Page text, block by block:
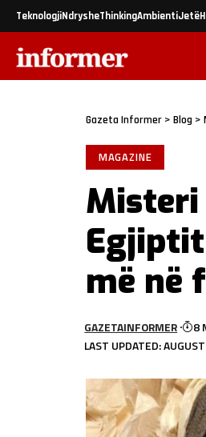
TeknologjiNdrysheThinkingAmbientiJetë
Gazeta Informer > Blog >
MAGAZINE
më në
LAST UPDATED:
GAZETAINFORMER 8